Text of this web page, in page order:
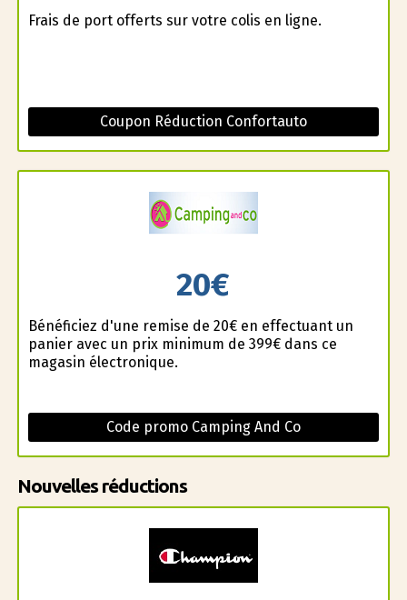
Frais de port offerts sur votre colis en ligne.
Coupon Réduction Confortauto
20€
Bénéficiez d'une remise de 20€ en effectuant un
panier avec un prix minimum de 399€ dans ce
magasin électronique.
Code promo Camping And Co
Nouvelles réductions